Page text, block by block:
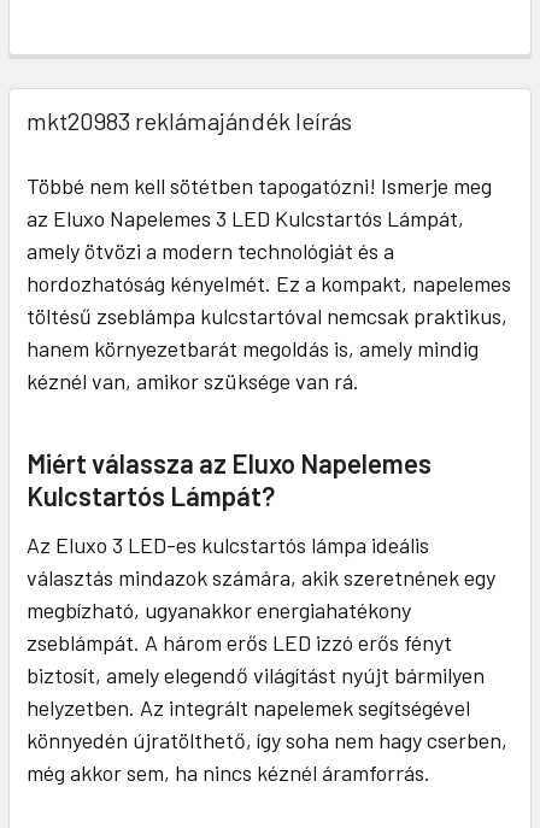
mkt20983 reklámajándék leírás
Többé nem kell sötétben tapogatózni! Ismerje meg
az Eluxo Napelemes 3 LED Kulcstartós Lámpát,
amely ötvözi a modern technológiát és a
hordozhatóság kényelmét. Ez a kompakt, napelemes
töltésű zseblámpa kulcstartóval nemcsak praktikus,
hanem környezetbarát megoldás is, amely mindig
kéznél van, amikor szüksége van rá.
Miért válassza az Eluxo Napelemes
Kulcstartós Lámpát?
Az Eluxo 3 LED-es kulcstartós lámpa ideális
választás mindazok számára, akik szeretnének egy
megbízható, ugyanakkor energiahatékony
zseblámpát. A három erős LED izzó erős fényt
biztosít, amely elegendő világítást nyújt bármilyen
helyzetben. Az integrált napelemek segítségével
könnyedén újratölthető, így soha nem hagy cserben,
még akkor sem, ha nincs kéznél áramforrás.